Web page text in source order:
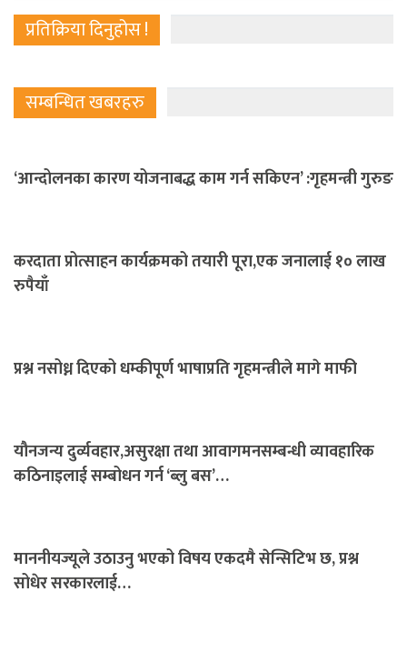
प्रतिक्रिया दिनुहोस !
सम्बन्धित खबरहरु
‘आन्दोलनका कारण योजनाबद्ध काम गर्न सकिएन’ :गृहमन्त्री गुरुङ
करदाता प्रोत्साहन कार्यक्रमको तयारी पूरा,एक जनालाई १० लाख
रुपैयाँ
प्रश्न नसोध्न दिएको धम्कीपूर्ण भाषाप्रति गृहमन्त्रीले मागे माफी
यौनजन्य दुर्व्यवहार,असुरक्षा तथा आवागमनसम्बन्धी व्यावहारिक
कठिनाइलाई सम्बोधन गर्न ‘ब्लु बस’…
माननीयज्यूले उठाउनु भएको विषय एकदमै सेन्सिटिभ छ, प्रश्न
सोधेर सरकारलाई…